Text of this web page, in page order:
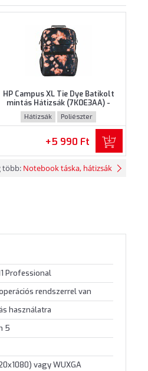
HP Campus XL Tie Dye Batikolt
mintás Hátizsák (7K0E3AA) -
Maximum 16.1" méretű
notebookokhoz - Tie Dye Batikolt
mintás színben
Hátizsák Poliészter
+5 990 Ft
több: Notebook táska, hátizsák
Professional
rendszerrel van
használatra
5
vagy WUXGA